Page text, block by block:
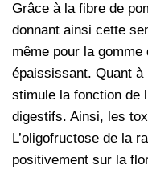
Grâce à la fibre de
donnant ainsi cette
même pour la
épaississant. Quant
stimule la fonction de
digestifs. Ainsi, les
L’oligofructose de la
positivement sur la